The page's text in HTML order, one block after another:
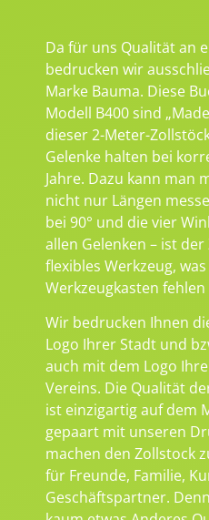
Da für uns Qualität an
bedrucken wir
Marke Bauma. Diese
Modell B400 sind
dieser 2-Meter-
Gelenke halten bei
Jahre. Dazu kann man
nicht nur Längen
bei 90° und die vier
allen Gelenken – ist
flexibles Werkzeug,
Werkzeugkasten
Wir bedrucken Ihnen
Logo Ihrer Stadt und
auch mit dem Logo
Vereins. Die Qualität
ist einzigartig auf dem
gepaart mit unseren
machen den Zollstock
für Freunde, Familie,
Geschäftspartner.